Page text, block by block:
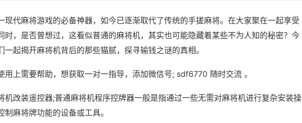
现代麻将游戏的必备神器，如今已逐渐取代了传统的手搓麻将。在大家聚在一起享受
时，是否曾想过，这看似普通的麻将机，其实也可能隐藏着某些不为人知的秘密？今
一起揭开麻将机背后的那些猫腻，探寻输钱之谜的真相。
用上需要帮助，想获取一对一指导，添加微信号; sdf6770 随时交流 。
机改装遥控器;普通麻将机程序控牌器一般是指通过一些无需对麻将机进行复杂安装操
制麻将牌功能的设备或工具。